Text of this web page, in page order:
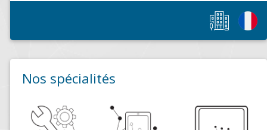
Nos spécialités